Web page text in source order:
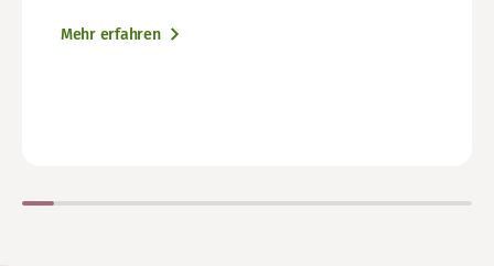
Mehr erfahren